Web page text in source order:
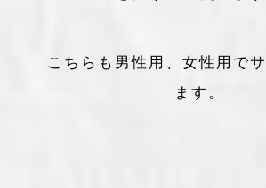
こちらも男性用、女性用で
ます。